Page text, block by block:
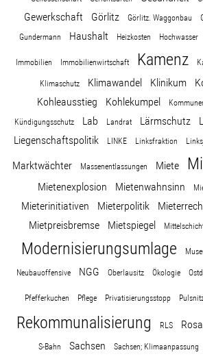
Transparenz
Mediathek
Über mich
Lebenslauf
Wohnopoly
Das Buch
Gewerkschaft Görlitz Görlitz. Waggonbau
Gundermann Haushalt Heizkosten Hochwasser
Immobilien Immobilienwirtschaft Kamenz
Klimaschutz Klimawandel Klinikum
Kohleausstieg
Kohlekumpel
Kündigungsschutz Lab Landrat Lärmschutz
Liegenschaftspolitik LINKE Linksfraktion
Marktwächter
Massenentlassungen Miete
Mietenexplosion
Mietenwahnsinn
Mieterinitiativen Mieterpolitik
Mietpreisbremse
Mietspiegel
Modernisierungsumlage
Neubauoffensive NGG Oberlausitz Ökologie
Pfefferkuchen Pflege Privatisierungsstopp
Rekommunalisierung
RLS
S-Bahn Sachsen Sachsen; Klimaanpassung